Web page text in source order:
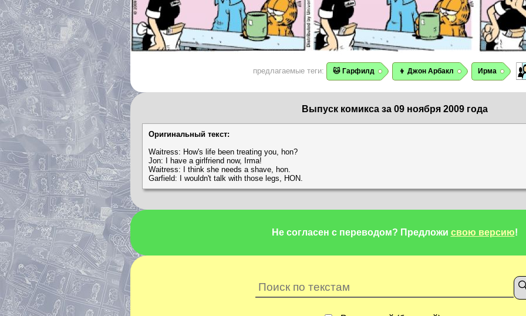
предлагаемые теги: 🐱 Гарфилд 👦 Джон Арбакл Ирма
Выпуск комикса за 09 ноября 2009 года
Оригинальный текст:
Waitress: How's life been treating you, hon?
Jon: I have a girlfriend now, Irma!
Waitress: I think she needs a shave, hon.
Garfield: I wouldn't talk with those legs, HON.
Не согласен с переводом? Предложи свою версию!